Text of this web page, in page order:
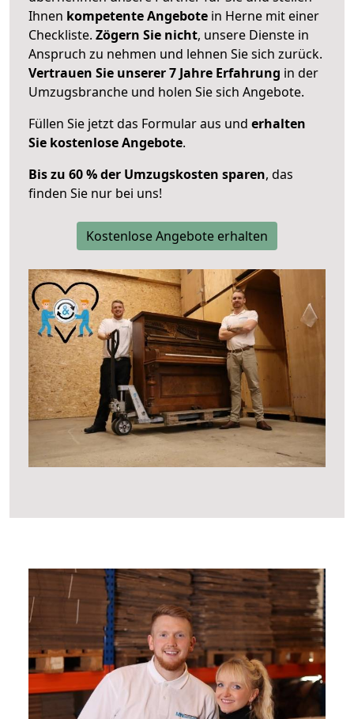
Ihnen kompetente Angebote in Herne mit einer
Checkliste. Zögern Sie nicht, unsere Dienste in
Anspruch zu nehmen und lehnen Sie sich zurück.
Vertrauen Sie unserer 7 Jahre Erfahrung in der
Umzugsbranche und holen Sie sich Angebote.
Füllen Sie jetzt das Formular aus und erhalten
Sie kostenlose Angebote.
Bis zu 60 % der Umzugskosten sparen, das
finden Sie nur bei uns!
Kostenlose Angebote erhalten